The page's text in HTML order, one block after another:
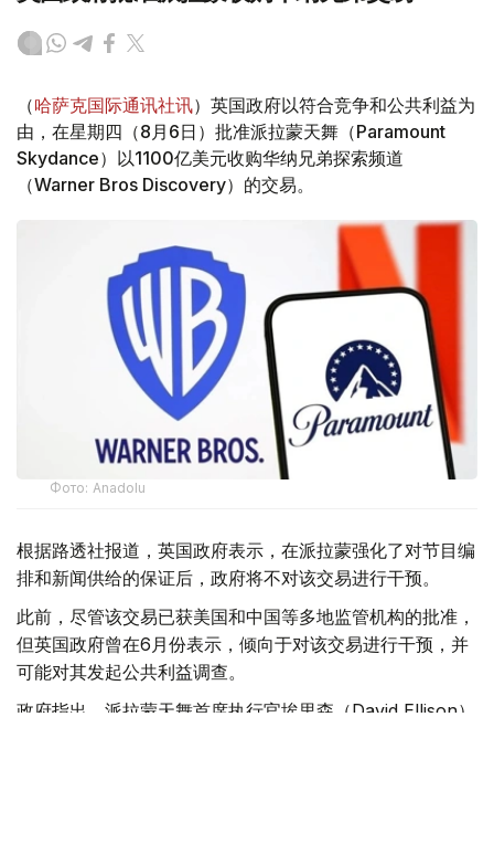
（哈萨克国际通讯社讯）英国政府以符合竞争和公共利益为
由，在星期四（8月6日）批准派拉蒙天舞（Paramount
Skydance）以1100亿美元收购华纳兄弟探索频道
（Warner Bros Discovery）的交易。
Фото: Аnadolu
根据路透社报道，英国政府表示，在派拉蒙强化了对节目编
排和新闻供给的保证后，政府将不对该交易进行干预。
此前，尽管该交易已获美国和中国等多地监管机构的批准，
但英国政府曾在6月份表示，倾向于对该交易进行干预，并
可能对其发起公共利益调查。
政府指出，派拉蒙天舞首席执行官埃里森（David Ellison）